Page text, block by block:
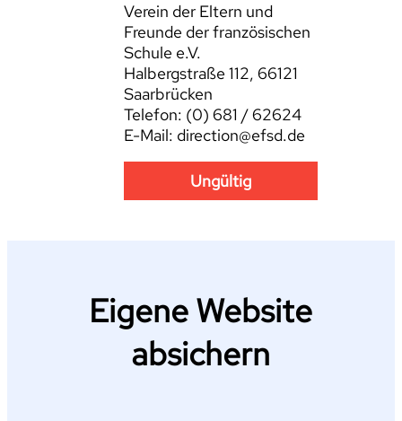
Verein der Eltern und
Freunde der französischen
Schule e.V.
Halbergstraße 112, 66121
Saarbrücken
Telefon: (0) 681 / 62624
E-Mail: direction@efsd.de
Ungültig
Eigene Website
absichern